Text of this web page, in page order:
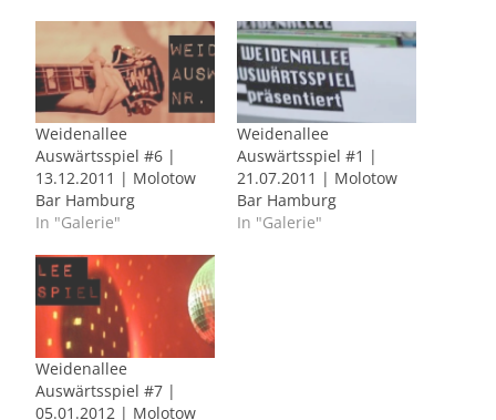
Weidenallee
Auswärtsspiel #6 |
13.12.2011 | Molotow
Bar Hamburg
In "Galerie"
Weidenallee
Auswärtsspiel #1 |
21.07.2011 | Molotow
Bar Hamburg
In "Galerie"
Weidenallee
Auswärtsspiel #7 |
05.01.2012 | Molotow